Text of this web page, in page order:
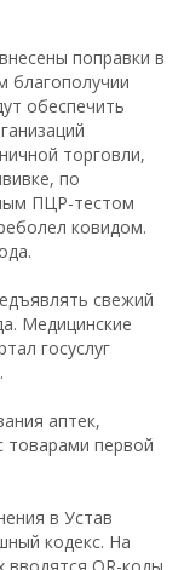
поправки в
благополучии
обеспечить
торговли,
по
ПЦР-тестом
ковидом.
свежий
Медицинские
госуслуг
аптек,
товарами первой
в Устав
кодекс. На